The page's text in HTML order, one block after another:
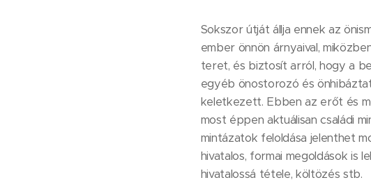
Sokszor útját állja ennek az
ember önnön árnyaival,
teret, és biztosít arról, hogy a
egyéb önostorozó és
keletkezett. Ebben az erőt és
most éppen aktuálisan családi
mintázatok feloldása jelenthet
hivatalos, formai megoldások is
hivatalossá tétele, költözés stb.